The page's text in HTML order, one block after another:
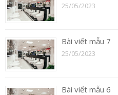
25/05/2023
Bài viết mẫu 7
25/05/2023
Bài viết mẫu 6